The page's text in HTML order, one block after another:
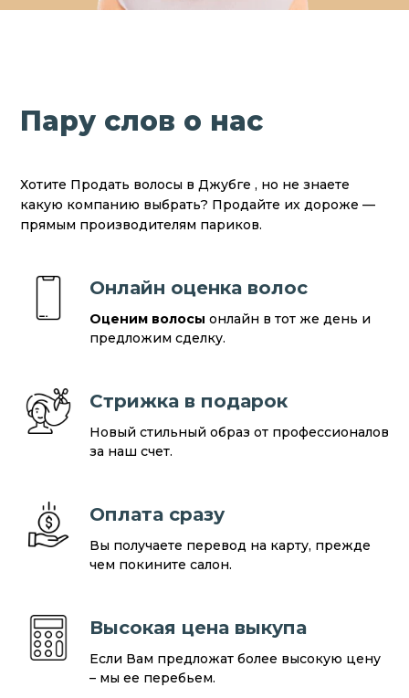
Пару слов о нас
Хотите Продать волосы в Джубге , но не знаете
какую компанию выбрать? Продайте их дороже —
прямым производителям париков.
Онлайн оценка волос
Оценим волосы онлайн в тот же день и
предложим сделку.
Стрижка в подарок
Новый стильный образ от профессионалов
за наш счет.
Оплата сразу
Вы получаете перевод на карту, прежде
чем покините салон.
Высокая цена выкупа
Если Вам предложат более высокую цену
– мы ее перебьем.